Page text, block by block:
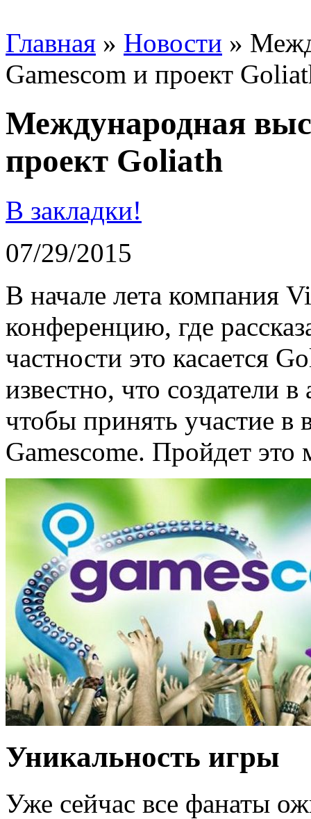
Главная » Новости »
Gamescom и проект
Международная
проект Goliath
В закладки!
07/29/2015
В начале лета компания
конференцию, где
частности это касается
известно, что создатели
чтобы принять участие в
Gamescome. Пройдет это
Уникальность игры
Уже сейчас все фанаты